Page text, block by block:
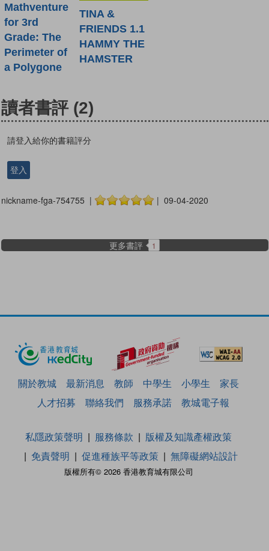
Mathventure
for 3rd
Grade: The
Perimeter of
a Polygone
TINA &
FRIENDS 1.1
HAMMY THE
HAMSTER
讀者書評 (2)
請登入給你的書籍評分
登入
nickname-fga-754755 | | 09-04-2020
更多書評 1
關於教城 最新消息 教師 中學生 小學生
家長
人才招募
聯絡我們 服務承諾 教城電子報
版權所有© 2026 香港教育城有限公司
私隱政策聲明 服務條款
版權及知識產權政策
免責聲明
促進種族平等政策 無障礙網站設計